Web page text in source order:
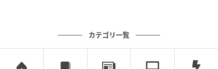
カテゴリ一覧